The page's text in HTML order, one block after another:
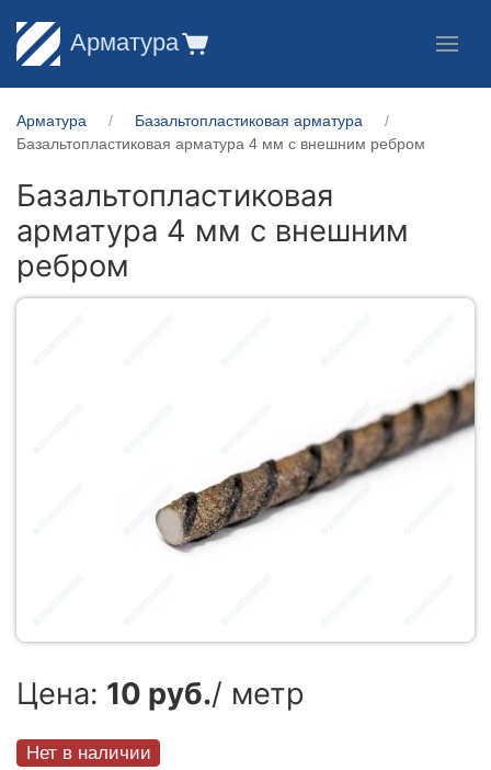
Арматура
Арматура
Базальтопластиковая арматура
Базальтопластиковая арматура 4 мм с внешним ребром
Базальтопластиковая
арматура 4 мм с внешним
ребром
Цена: 10 руб./ метр
Нет в наличии